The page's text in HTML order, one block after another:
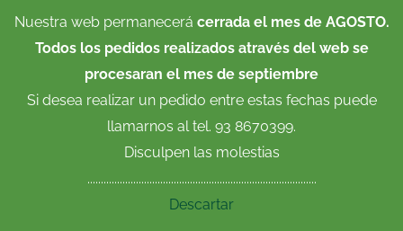
Nuestra web permanecerá cerrada el mes de AGOSTO.
Todos los pedidos realizados através del web se
procesaran el mes de septiembre
Si desea realizar un pedido entre estas fechas puede
llamarnos al tel. 93 8670399.
Disculpen las molestias
.....................................................................................
Descartar